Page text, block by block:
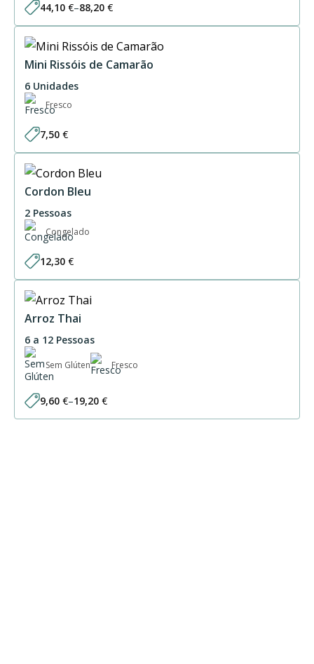
44,10 €–88,20 €
Price
range:
through
88,20 €
Mini Rissóis de Camarão
6 Unidades
Fresco
7,50 €
Cordon Bleu
2 Pessoas
Congelado
12,30 €
Arroz Thai
6 a 12 Pessoas
Sem Glúten Fresco
9,60 €–19,20 €
Price
range: